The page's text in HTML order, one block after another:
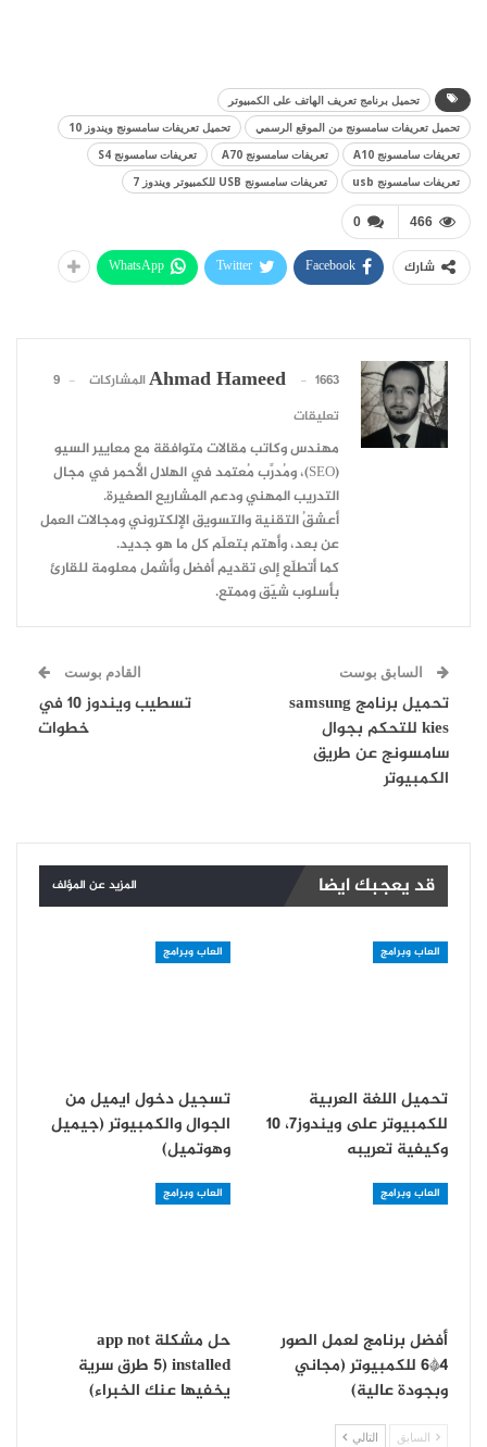
تحميل برنامج تعريف الهاتف على الكمبيوتر
تحميل تعريفات سامسونج من الموقع الرسمي
تحميل تعريفات سامسونج ويندوز 10
تعريفات سامسونج A10
تعريفات سامسونج A70
تعريفات سامسونج S4
تعريفات سامسونج usb
تعريفات سامسونج USB للكمبيوتر ويندوز 7
0 466
شارك Facebook
Twitter
WhatsApp
Ahmad Hameed 1663 المشاركات
9
تعليقات
مهندس وكاتب مقالات متوافقة مع معايير السيو
(SEO)، ومُدرِّب مُعتمد في الهلال الأحمر في مجال
التدريب المهني ودعم المشاريع الصغيرة.
أعشقُ التقنية والتسويق الإلكتروني ومجالات العمل
عن بعد، وأهتم بتعلّم كل ما هو جديد.
كما أتطلّع إلى تقديم أفضل وأشمل معلومة للقارئ
بأسلوب شيّق وممتع.
السابق بوست
تحميل برنامج samsung
kies للتحكم بجوال
سامسونج عن طريق
الكمبيوتر
القادم بوست
تسطيب ويندوز 10 في
خطوات
قد يعجبك ايضا المزيد عن المؤلف
العاب وبرامج
تحميل اللغة العربية
للكمبيوتر على ويندوز7، 10
وكيفية تعريبه
العاب وبرامج
تسجيل دخول ايميل من
الجوال والكمبيوتر (جيميل
وهوتميل)
العاب وبرامج
أفضل برنامج لعمل الصور
4*6 للكمبيوتر (مجاني
وبجودة عالية)
العاب وبرامج
حل مشكلة app not
installed (5 طرق سرية
يخفيها عنك الخبراء)
السابق التالي